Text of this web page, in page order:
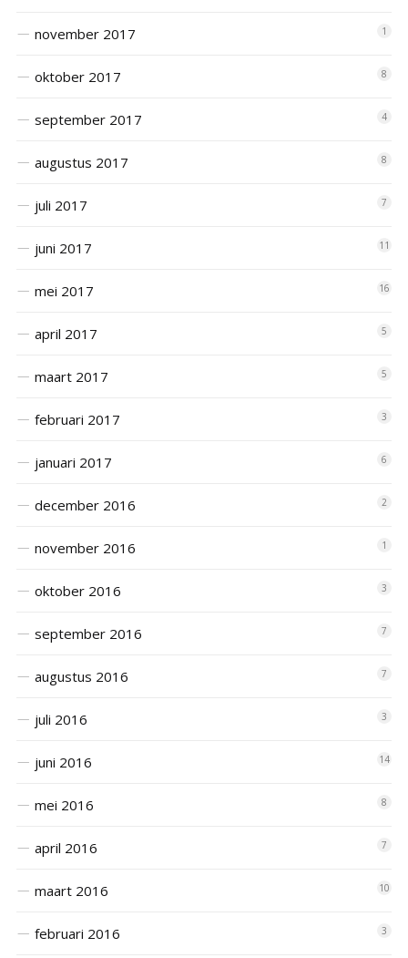
november 2017 1
oktober 2017 8
september 2017 4
augustus 2017 8
juli 2017 7
juni 2017 11
mei 2017 16
april 2017 5
maart 2017 5
februari 2017 3
januari 2017 6
december 2016 2
november 2016 1
oktober 2016 3
september 2016 7
augustus 2016 7
juli 2016 3
juni 2016 14
mei 2016 8
april 2016 7
maart 2016 10
februari 2016 3